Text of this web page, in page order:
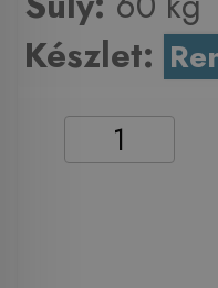
Készlet: